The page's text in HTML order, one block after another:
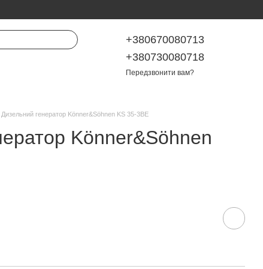
+380670080713
+380730080718
Передзвонити вам?
Дизельний генератор Könner&Söhnen KS 35-3BE
Könner&Söhnen